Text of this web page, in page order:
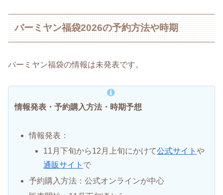
バーミヤン福袋2026の予約方法や時期
バーミヤン福袋の情報は未発表です。
情報発表・予約購入方法・時期予想
情報発表：
11月下旬から12月上旬にかけて公式サイトや
通販サイト で
予約購入方法：公式オンラインが中心